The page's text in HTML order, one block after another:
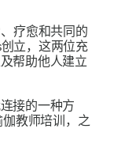
疗愈和共同的
立，这两位充
帮助他人建立
接的一种方
教师培训，之